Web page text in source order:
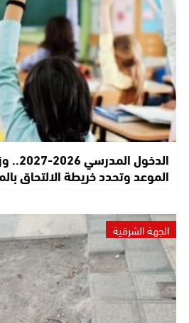
الموعد وتحدد خريطة الالتحاق
الجهة الشرقية